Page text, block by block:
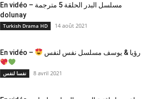
En vidéo – مسلسل البدر الحلقة 5 مترجمة
dolunay
Turkish Drama HD 14 août 2021
En vidéo – رؤيا & يوسف مسلسل نفس لنفس
نفسا لنفس 8 avril 2021